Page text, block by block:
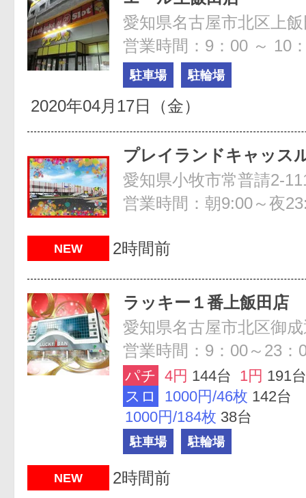
愛知県名古屋市北区上
営業時間：9：00 ～ 10
駐車場 駐輪場
2020年04月17日（金）
プレイランドキャッス
愛知県小牧市常普請2-
営業時間：朝9:00～夜
NEW 2時間前
ラッキー１番上飯田店
愛知県名古屋市北区御
営業時間：9：00～23：
パチ 4円 144台 1円 191台
スロ
1000円/46枚 142台
1000円/184枚 38台
駐車場 駐輪場
NEW 2時間前